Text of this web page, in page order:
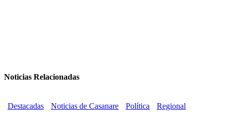
Noticias Relacionadas
Destacadas Noticias de Casanare Política Regional